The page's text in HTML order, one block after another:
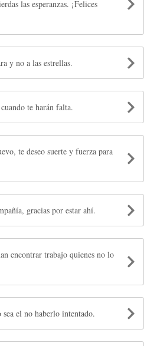
esperanzas. ¡Felices
y no a las estrellas.
te harán falta.
te deseo suerte y fuerza para
gracias por estar ahí.
encontrar trabajo quienes no lo
el no haberlo intentado.